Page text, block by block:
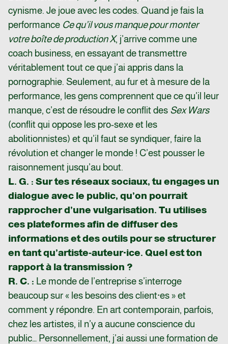
cynisme. Je joue avec les codes. Quand je fais la
performance Ce qu’il vous manque pour monter
votre boîte de production X, j’arrive comme une
coach business, en essayant de transmettre
véritablement tout ce que j’ai appris dans la
pornographie. Seulement, au fur et à mesure de la
performance, les gens comprennent que ce qu’il leur
manque, c’est de résoudre le conflit des Sex Wars
(conflit qui oppose les pro-sexe et les
abolitionnistes) et qu’il faut se syndiquer, faire la
révolution et changer le monde ! C’est pousser le
raisonnement jusqu’au bout.
L. G. : Sur tes réseaux sociaux, tu engages un
dialogue avec le public, qu’on pourrait
rapprocher d’une vulgarisation. Tu utilises
ces plateformes afin de diffuser des
informations et des outils pour se structurer
en tant qu’artiste-auteur·ice. Quel est ton
rapport à la transmission ?
R. C. : Le monde de l’entreprise s’interroge
beaucoup sur « les besoins des client·es » et
comment y répondre. En art contemporain, parfois,
chez les artistes, il n’y a aucune conscience du
public… Personnellement, j’ai aussi une formation de